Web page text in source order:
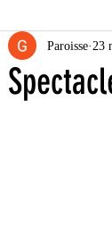
Vie du
Paroisse 23